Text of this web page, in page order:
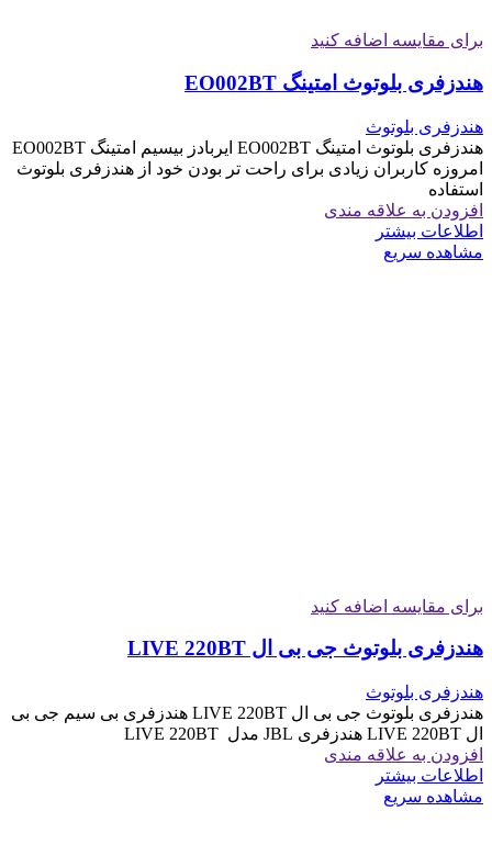
برای مقایسه اضافه کنید
هندزفری بلوتوث امتینگ EO002BT
هندزفری بلوتوث
هندزفری بلوتوث امتینگ EO002BT ایربادز بیسیم امتینگ EO002BT
امروزه کاربران زیادی برای راحت تر بودن خود از هندزفری بلوتوث
استفاده
افزودن به علاقه مندی
اطلاعات بیشتر
مشاهده سریع
برای مقایسه اضافه کنید
هندزفری بلوتوث جی بی ال LIVE 220BT
هندزفری بلوتوث
هندزفری بلوتوث جی بی ال LIVE 220BT هندزفری بی سیم جی بی
ال LIVE 220BT هندزفری JBL مدل LIVE 220BT
افزودن به علاقه مندی
اطلاعات بیشتر
مشاهده سریع